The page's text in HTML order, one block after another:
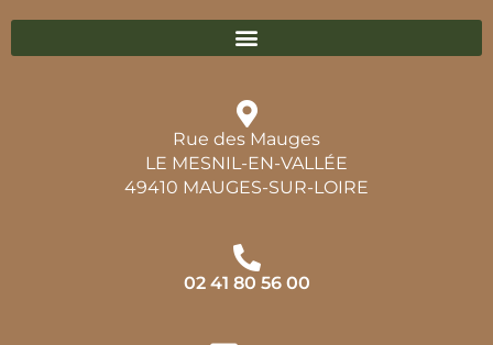
Rue des Mauges
LE MESNIL-EN-VALLÉE
49410 MAUGES-SUR-LOIRE
02 41 80 56 00